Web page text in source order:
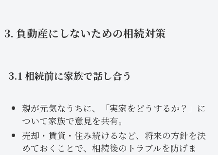
3. 負動産にしないための相続対策
3.1 相続前に家族で話し合う
親が元気なうちに、「実家をどうするか？」に
ついて家族で意見を共有。
売却・賃貸・住み続けるなど、将来の方針を決
めておくことで、相続後のトラブルを防げま